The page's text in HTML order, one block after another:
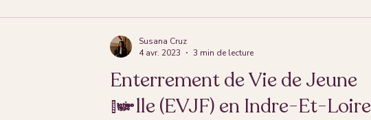
Enterrement de Vie de Jeune
fille (EVJF) en Indre-Et-Loire
Susana Cruz
4 avr. 2023
3 min de lecture